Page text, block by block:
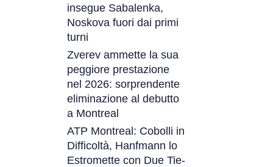
insegue Sabalenka,
Noskova fuori dai primi
turni
Zverev ammette la sua
peggiore prestazione
nel 2026: sorprendente
eliminazione al debutto
a Montreal
ATP Montreal: Cobolli in
Difficoltà, Hanfmann lo
Estromette con Due Tie-